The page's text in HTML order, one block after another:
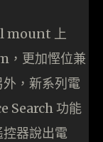
mount 上
，更加慳位兼
，新系列電
Search 功能
器說出電